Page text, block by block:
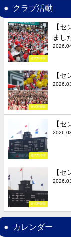
クラブ活動
硬式野球部
【
まし
硬式野球部
【
硬式野球部
【
硬式野球部
【セ
カレンダー